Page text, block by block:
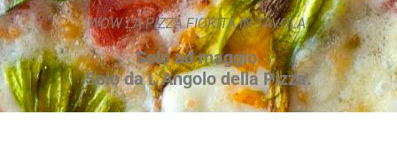
WOW LA PIZZA FIORITA IN TAVOLA!
Solo ad maggio.
Solo da L’Angolo della Pizza.